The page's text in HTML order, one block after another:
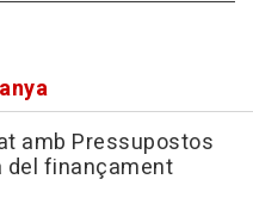
amb Pressupostos
del finançament